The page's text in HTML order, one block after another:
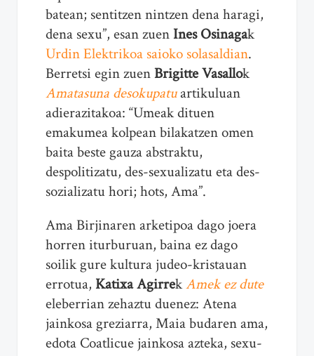
batean; sentitzen nintzen dena haragi,
dena sexu”, esan zuenInes Osinagak
Urdin Elektrikoa saioko solasaldian.
Berretsi egin zuenBrigitte Vasallok
Amatasuna desokupatuartikuluan
adierazitakoa: “Umeak dituen
emakumea kolpean bilakatzen omen
baita beste gauza abstraktu,
despolitizatu, des-sexualizatu eta des-
sozializatu hori; hots, Ama”.
Ama Birjinaren arketipoa dago joera
horren iturburuan, baina ez dago
soilik gure kultura judeo-kristauan
errotua, Katixa AgirrekAmek ez dute
eleberrian zehaztu duenez: Atena
jainkosa greziarra, Maia budaren ama,
edota Coatlicue jainkosa azteka, sexu-